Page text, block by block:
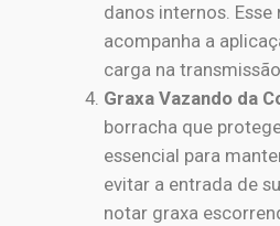
danos internos.
acompanha a
carga na
Graxa Vazando da
borracha que
essencial para
evitar a entrada de
notar graxa